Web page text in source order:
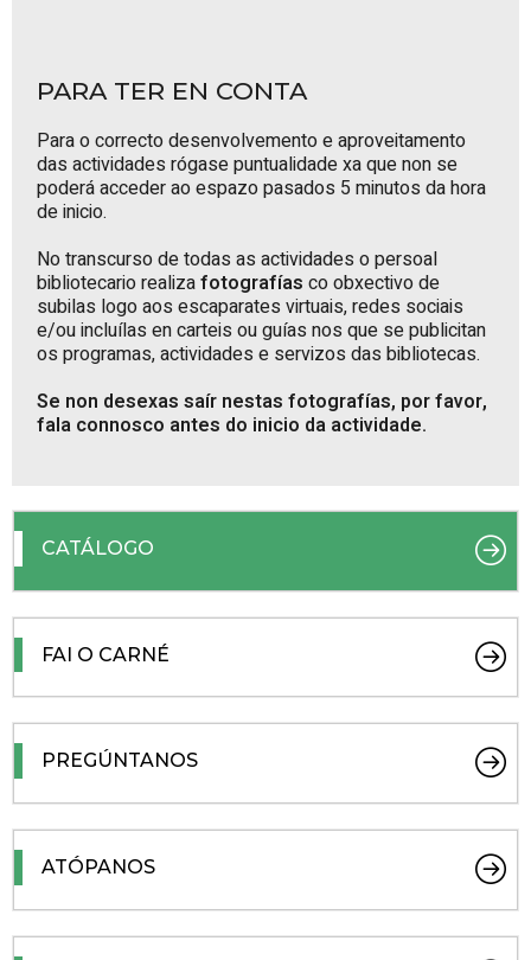
PARA TER EN CONTA
Para o correcto desenvolvemento e aproveitamento
das actividades rógase puntualidade xa que non se
poderá acceder ao espazo pasados 5 minutos da hora
de inicio.
No transcurso de todas as actividades o persoal
bibliotecario realizafotografías co obxectivo de
subilas logo aos escaparates virtuais, redes sociais
e/ou incluílas en carteis ou guías nos que se publicitan
os programas, actividades e servizos das bibliotecas.
Se non desexas saír nestas fotografías, por favor,
fala connosco antes do inicio da actividade.
CATÁLOGO
FAI O CARNÉ
PREGÚNTANOS
ATÓPANOS